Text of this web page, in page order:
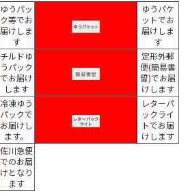
ゆうパッ
ク等でお
届けしま
す
ゆうパケ
ットでお
届けしま
す
チルドゆ
うパック
でお届け
します
定形外郵
便(簡易書
留)でお届
けします
冷凍ゆう
パックで
お届けし
ます。
レターパ
ックライ
トでお届
けします
佐川急便
でのお届
けとなり
ます